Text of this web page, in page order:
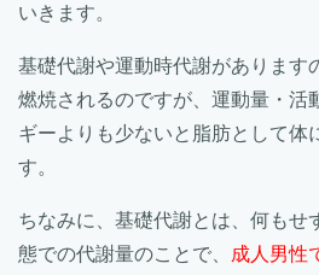
いきます。
基礎代謝や運動時代謝があります
燃焼されるのですが、運動量・活
ギーよりも少ないと脂肪として体
す。
ちなみに、基礎代謝とは、何もせ
態での代謝量のことで、
成人男性